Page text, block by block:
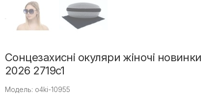
Сонцезахисні окуляри жіночі новинки
2026 2719c1
Модель: o4ki-10955